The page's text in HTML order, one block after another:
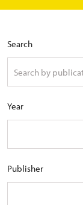
Search
Year
Publisher